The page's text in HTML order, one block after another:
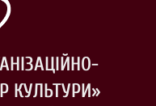
КУЛЬТУРИ»